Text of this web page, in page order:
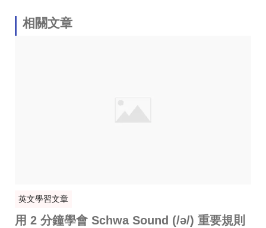
相關文章
英文學習文章
用 2 分鐘學會 Schwa Sound (/ə/) 重要規則